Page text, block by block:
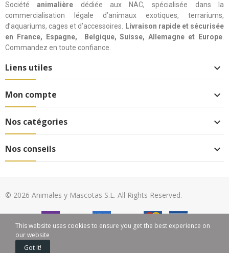
Home
Sociétéanimalière dédiée aux NAC, spécialisée dans la
commercialisation légale d’animaux exotiques, terrariums,
d’aquariums, cages et d’accessoires. Livraison rapide et sécurisée
en France, Espagne, Belgique, Suisse, Allemagne et Europe.
Commandez en toute confiance.
Liens utiles 
Mon compte 
Nos catégories 
Nos conseils 
© 2026 Animales y Mascotas S.L. All Rights Reserved.
This website uses cookies to ensure you get the best experience on
our website
Got It!